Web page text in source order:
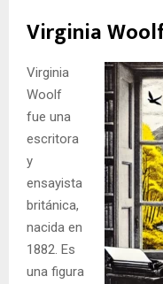
Virginia
Virginia
Woolf
fue una
escritora
y
ensayista
británica,
nacida en
1882. Es
una figura